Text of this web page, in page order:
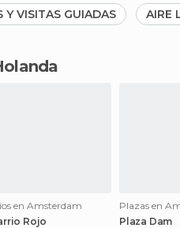
Y VISITAS GUIADAS AIRE
en Amsterdam
Rojo
Plazas en
Plaza Dam